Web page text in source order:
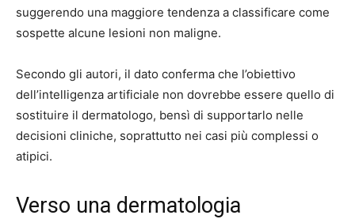
suggerendo una maggiore tendenza a classificare come
sospette alcune lesioni non maligne.
Secondo gli autori, il dato conferma che l’obiettivo
dell’intelligenza artificiale non dovrebbe essere quello di
sostituire il dermatologo, bensì di supportarlo nelle
decisioni cliniche, soprattutto nei casi più complessi o
atipici.
Verso una dermatologia